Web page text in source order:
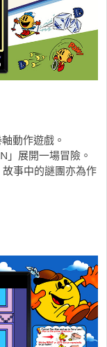
動作遊戲。
」展開一場冒險。
事中的謎團亦為作